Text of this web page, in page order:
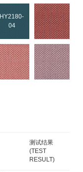
HY2180-
04
测试结果
(TEST
RESULT)